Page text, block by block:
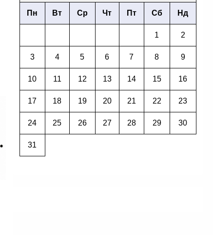
Пн Вт Ср Чт Пт Сб Нд
1 2
3 4 5 6 7 8 9
10 11 12 13 14 15 16
17 18 19 20 21 22 23
24 25 26 27 28 29 30
31